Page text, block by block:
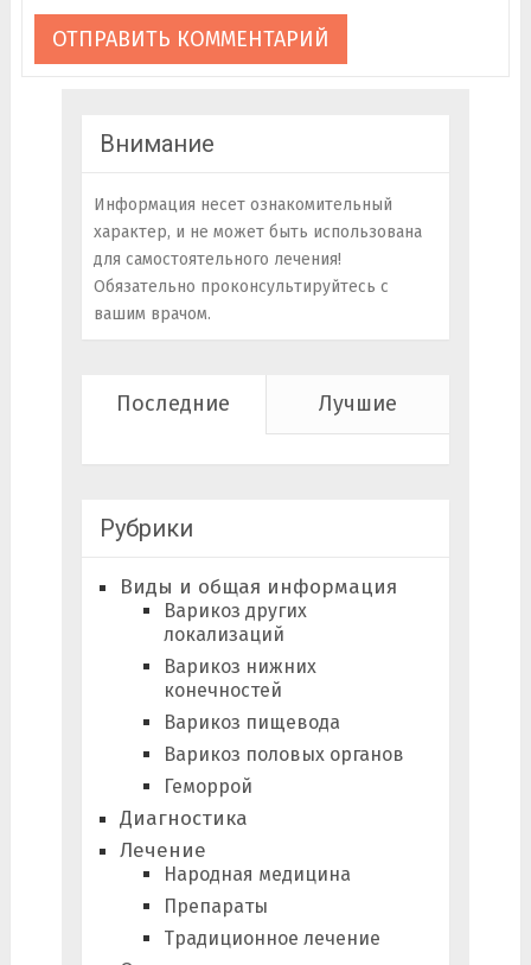
Внимание
Информация несет ознакомительный
характер, и не может быть использована
для самостоятельного лечения!
Обязательно проконсультируйтесь с
вашим врачом.
Последние Лучшие
Рубрики
Виды и общая информация
Варикоз других
локализаций
Варикоз нижних
конечностей
Варикоз пищевода
Варикоз половых органов
Геморрой
Диагностика
Лечение
Народная медицина
Препараты
Традиционное лечение